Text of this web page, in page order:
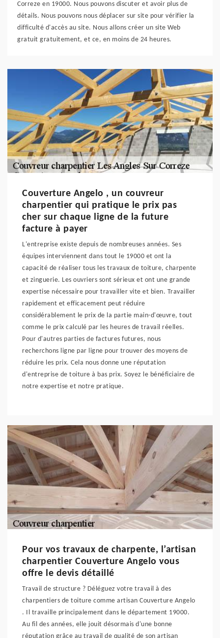
Correze en 19000. Nous pouvons discuter et avoir plus de
détails. Nous pouvons nous déplacer sur site pour vérifier la
difficulté d'accès au site. Nous allons créer un site Web
gratuit gratuitement, et ce, en moins de 24 heures.
Couverture Angelo , un couvreur
charpentier qui pratique le prix pas
cher sur chaque ligne de la future
facture à payer
L'entreprise existe depuis de nombreuses années. Ses
équipes interviennent dans tout le 19000 et ont la
capacité de réaliser tous les travaux de toiture, charpente
et zinguerie. Les ouvriers sont sérieux et ont une grande
expertise nécessaire pour travailler vite et bien. Travailler
rapidement et efficacement peut réduire
considérablement le prix de la partie main-d'œuvre, tout
comme le prix calculé par les heures de travail réelles.
Pour d'autres parties de factures futures, nous
recherchons ligne par ligne pour trouver des moyens de
réduire les prix. Cela nous donne une réputation
d'entreprise de toiture à bas prix. Soyez le bénéficiaire de
notre expertise et notre pratique.
Pour vos travaux de charpente, l’artisan
charpentier Couverture Angelo vous
offre le devis détaillé
Travail de structure ? Déléguez votre travail à des
charpentiers de toiture comme artisan Couverture Angelo
. Il travaille principalement dans le département 19000.
Au fil des années, elle jouit désormais d'une bonne
réputation grâce au travail de qualité de son artisan